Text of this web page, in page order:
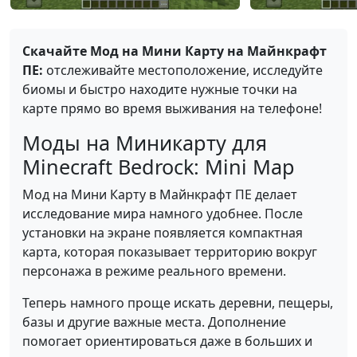
Скачайте Мод на Мини Карту на Майнкрафт
ПЕ: отслеживайте местоположение, исследуйте
биомы и быстро находите нужные точки на
карте прямо во время выживания на телефоне!
Моды на Миникарту для
Minecraft Bedrock: Mini Map
Мод на Мини Карту в Майнкрафт ПЕ делает
исследование мира намного удобнее. После
установки на экране появляется компактная
карта, которая показывает территорию вокруг
персонажа в режиме реального времени.
Теперь намного проще искать деревни, пещеры,
базы и другие важные места. Дополнение
помогает ориентироваться даже в больших и